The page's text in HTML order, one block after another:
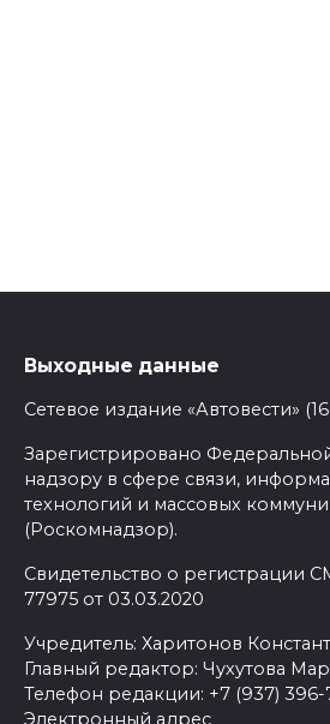
Выходные данные
Сетевое издание «Автовести»
Зарегистрировано
надзору в сфере связи,
технологий и массовых
(Роскомнадзор).
Свидетельство о
77975 от 03.03.2020
Учредитель: Харитонов
Главный редактор: Чухутова
Телефон редакции: +7 (937) 396-